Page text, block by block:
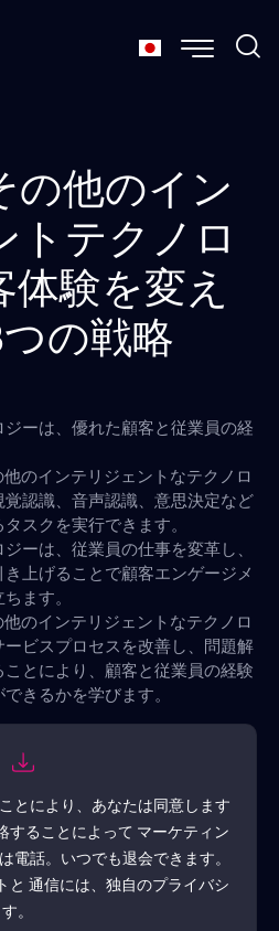
の他のイン
トテクノロ
体験を変え
の戦略
ーは、優れた顧客と従業員の経
のインテリジェントなテクノロ
認識、音声認識、意思決定など
スクを実行できます。
ーは、従業員の仕事を変革し、
上げることで顧客エンゲージメ
ます。
のインテリジェントなテクノロ
ビスプロセスを改善し、問題解
とにより、顧客と従業員の経験
きるかを学びます。
とにより、あなたは同意します
することによって マーケティン
電話。いつでも退会できます。
と 通信には、独自のプライバシ
。